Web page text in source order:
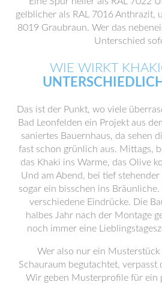
gelblicher als RAL 7016 Anthrazit,
8019 Graubraun. Wer das
Unterschied
WIE WIRKT
Das ist der Punkt, wo viele
Bad Leonfelden ein Projekt aus
saniertes Bauernhaus, da sehen
fast schon grünlich aus. Mittags,
das Khaki ins Warme, das Olive
Und am Abend, bei tief
sogar ein bisschen ins Bräunliche.
verschiedene Eindrücke. Die
halbes Jahr nach der Montage
noch immer eine
Wer also nur ein
Schauraum begutachtet, verpasst
Wir geben Musterprofile für ein